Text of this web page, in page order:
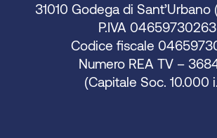
31010 Godega di Sant’Urbano
P.IVA 04659730263
Codice fiscale
Numero REA TV –
(Capitale Soc. 10.000